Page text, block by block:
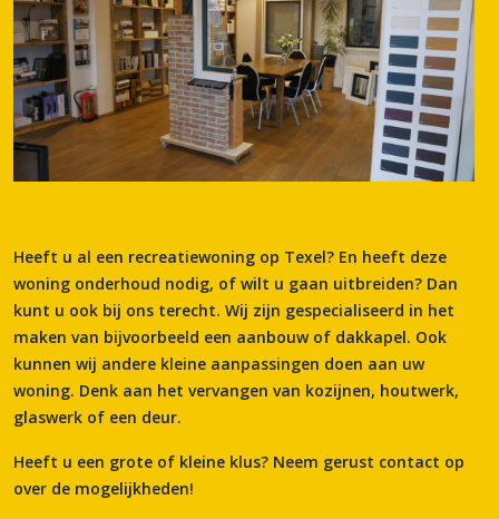
Heeft u al een recreatiewoning op Texel? En heeft deze
woning onderhoud nodig, of wilt u gaan uitbreiden? Dan
kunt u ook bij ons terecht. Wij zijn gespecialiseerd in het
maken van bijvoorbeeld een aanbouw of dakkapel. Ook
kunnen wij andere kleine aanpassingen doen aan uw
woning. Denk aan het vervangen van kozijnen, houtwerk,
glaswerk of een deur.
Heeft u een grote of kleine klus? Neem gerust contact op
over de mogelijkheden!